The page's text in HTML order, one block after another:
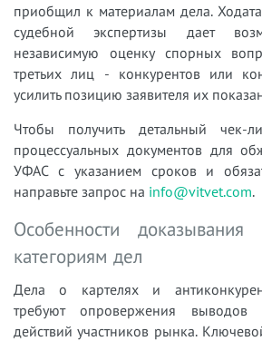
приобщил к материалам дела.
судебной экспертизы дает
независимую оценку спорных
третьих лиц - конкурентов или
усилить позицию заявителя их
Чтобы получить детальный чек-
процессуальных документов для
УФАС с указанием сроков и
направьте запрос на info@vitvet.com.
Особенности
категориям дел
Дела о картелях и
требуют опровержения выводов
действий участников рынка.